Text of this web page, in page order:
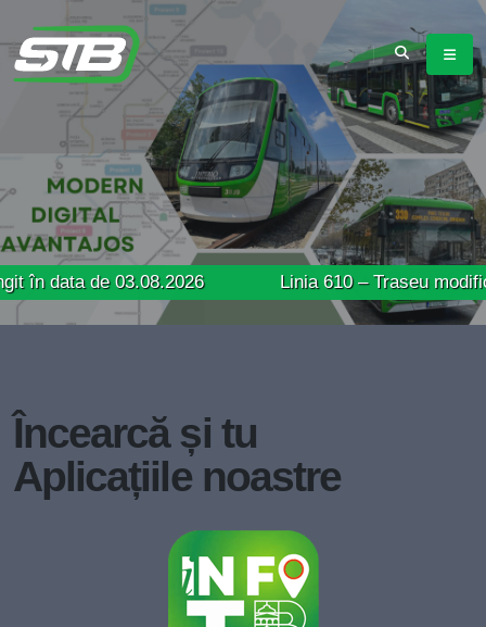
03.08.2026 Linia 610 – Traseu modificat
Încearcă și tu
Aplicațiile noastre